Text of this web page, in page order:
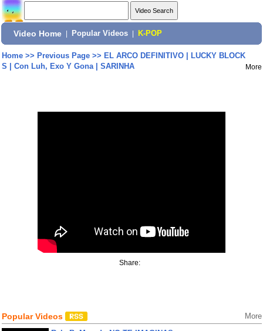
Video Home Popular Videos K-POP
Home>> Previous Page>> EL ARCO DEFINITIVO | LUCKY BLOCK
S | Con Luh, Exo Y Gona | SARINHA
More
Share:
Popular Videos More